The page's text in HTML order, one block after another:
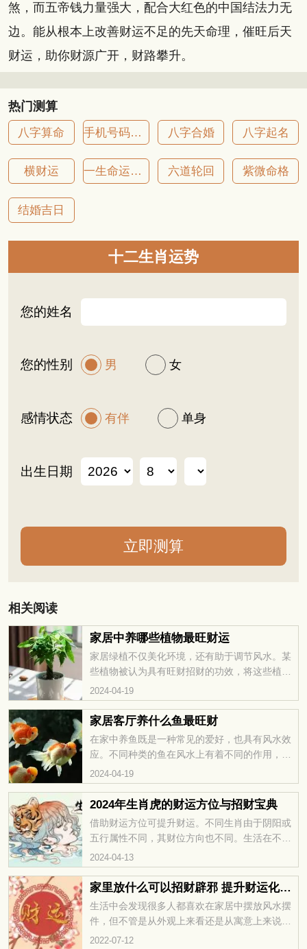
煞，而五帝钱力量强大，配合大红色的中国结法力无
边。能从根本上改善财运不足的先天命理，催旺后天
财运，助你财源广开，财路攀升。
热门测算
八字算命 手机号码吉凶 八字合婚 八字起名
横财运 一生命运详批 六道轮回 紫微命格
结婚吉日
十二生肖运势
您的姓名
您的性别 男 女
感情状态 有伴 单身
出生日期
相关阅读
家居中养哪些植物最旺财运
家居绿植不仅美化环境，还有助于调节风水。某
些植物被认为具有旺财招财的功效，将这些植物
摆放在家中，不仅增添了生机和活力，还有助于
提升家庭的财运。那么，在家居中选择哪些植物
可以为家庭带来旺财招财的作用的呢？下面我们
2024-04-19
家居客厅养什么鱼最旺财
在家中养鱼既是一种常见的爱好，也具有风水效
应。不同种类的鱼在风水上有着不同的作用，如
果想要提升财运，就应该选择适合的鱼类。那想
要起到旺财作用的话得养什么鱼好呢?接下来，我
们就来看看家居客厅养什么鱼最旺财吧！
2024-04-19
2024年生肖虎的财运方位与招财宝典
借助财运方位可提升财运。不同生肖由于阴阳或
五行属性不同，其财位方向也不同。生活在不利
的方位可能影响经济情况。那么属虎人在2024年
的财运方位将是哪里呢？通过深入研究，揭示属
虎人在此年可激发财富能量的方位。了解财位的
让我们一同揭开2024年属虎人的财运方位之谜，
开启财富之门。
2024-04-13
家里放什么可以招财辟邪 提升财运化解小人
生活中会发现很多人都喜欢在家居中摆放风水摆
件，但不管是从外观上来看还是从寓意上来说都
是很不错的，自然喜欢的人越来越多，其实有些
2022-07-12